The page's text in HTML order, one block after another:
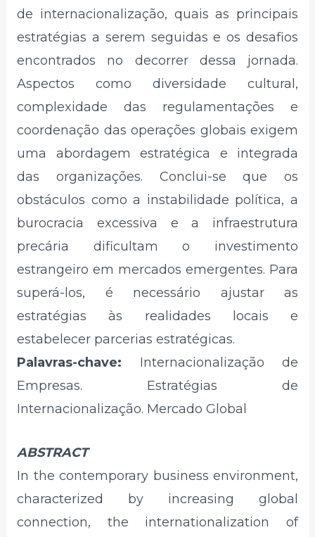
de internacionalização, quais as principais
estratégias a serem seguidas e os desafios
encontrados no decorrer dessa jornada.
Aspectos como diversidade cultural,
complexidade das regulamentações e
coordenação das operações globais exigem
uma abordagem estratégica e integrada
das organizações. Conclui-se que os
obstáculos como a instabilidade política, a
burocracia excessiva e a infraestrutura
precária dificultam o investimento
estrangeiro em mercados emergentes. Para
superá-los, é necessário ajustar as
estratégias às realidades locais e
estabelecer parcerias estratégicas.
Palavras-chave: Internacionalização de
Empresas. Estratégias de
Internacionalização. Mercado Global
ABSTRACT
In the contemporary business environment,
characterized by increasing global
connection, the internationalization of